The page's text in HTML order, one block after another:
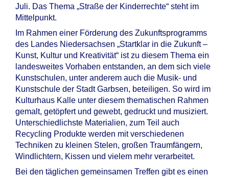
Juli. Das Thema „Straße der Kinderrechte“ steht im
Mittelpunkt.
Im Rahmen einer Förderung des Zukunftsprogramms
des Landes Niedersachsen „Startklar in die Zukunft –
Kunst, Kultur und Kreativität“ ist zu diesem Thema ein
landesweites Vorhaben entstanden, an dem sich viele
Kunstschulen, unter anderem auch die Musik- und
Kunstschule der Stadt Garbsen, beteiligen. So wird im
Kulturhaus Kalle unter diesem thematischen Rahmen
gemalt, getöpfert und gewebt, gedruckt und musiziert.
Unterschiedlichste Materialien, zum Teil auch
Recycling Produkte werden mit verschiedenen
Techniken zu kleinen Stelen, großen Traumfängern,
Windlichtern, Kissen und vielem mehr verarbeitet.
Bei den täglichen gemeinsamen Treffen gibt es einen